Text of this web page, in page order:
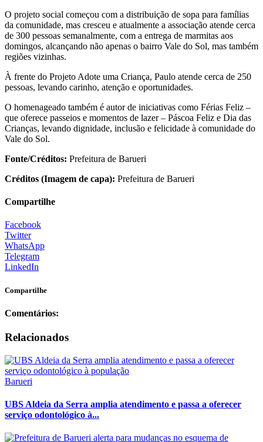
O projeto social começou com a distribuição de sopa para famílias
da comunidade, mas cresceu e atualmente a associação atende cerca
de 300 pessoas semanalmente, com a entrega de marmitas aos
domingos, alcançando não apenas o bairro Vale do Sol, mas também
regiões vizinhas.
À frente do Projeto Adote uma Criança, Paulo atende cerca de 250
pessoas, levando carinho, atenção e oportunidades.
O homenageado também é autor de iniciativas como Férias Feliz –
que oferece passeios e momentos de lazer – Páscoa Feliz e Dia das
Crianças, levando dignidade, inclusão e felicidade à comunidade do
Vale do Sol.
Fonte/Créditos: Prefeitura de Barueri
Créditos (Imagem de capa): Prefeitura de Barueri
Compartilhe
Facebook
Twitter
WhatsApp
Telegram
LinkedIn
Compartilhe
Comentários:
Relacionados
Barueri
UBS Aldeia da Serra amplia atendimento e passa a oferecer
serviço odontológico à...